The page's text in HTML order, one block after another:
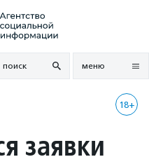
поиск меню
18+
заявки